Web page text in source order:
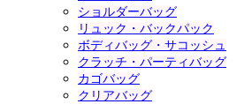
ショルダーバッグ
リュック・バックパック
ボディバッグ・サコッシュ
クラッチ・パーティバッグ
カゴバッグ
クリアバッグ